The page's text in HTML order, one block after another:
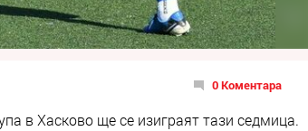
0 Коментара
в Хасково ще се изиграят тази седмица.